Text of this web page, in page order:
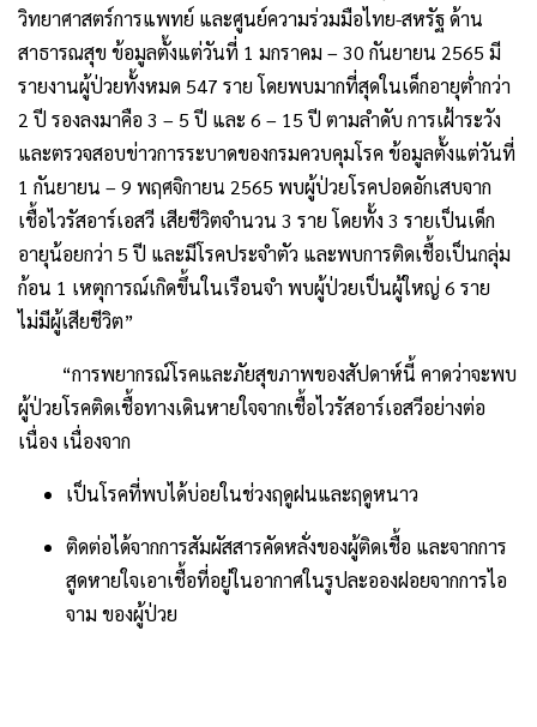
วิทยาศาสตร์การแพทย์ และศูนย์ความร่วมมือไทย-สหรัฐ ด้าน
สาธารณสุข ข้อมูลตั้งแต่วันที่ 1 มกราคม – 30 กันยายน 2565 มี
รายงานผู้ป่วยทั้งหมด 547 ราย โดยพบมากที่สุดในเด็กอายุต่ำกว่า
2 ปี รองลงมาคือ 3 – 5 ปี และ 6 – 15 ปี ตามลำดับ การเฝ้าระวัง
และตรวจสอบข่าวการระบาดของกรมควบคุมโรค ข้อมูลตั้งแต่วันที่
1 กันยายน – 9 พฤศจิกายน 2565 พบผู้ป่วยโรคปอดอักเสบจาก
เชื้อไวรัสอาร์เอสวี เสียชีวิตจำนวน 3 ราย โดยทั้ง 3 รายเป็นเด็ก
อายุน้อยกว่า 5 ปี และมีโรคประจำตัว และพบการติดเชื้อเป็นกลุ่ม
ก้อน 1 เหตุการณ์เกิดขึ้นในเรือนจำ พบผู้ป่วยเป็นผู้ใหญ่ 6 ราย
ไม่มีผู้เสียชีวิต”
“การพยากรณ์โรคและภัยสุขภาพของสัปดาห์นี้ คาดว่าจะพบ
ผู้ป่วยโรคติดเชื้อทางเดินหายใจจากเชื้อไวรัสอาร์เอสวีอย่างต่อ
เนื่อง เนื่องจาก
เป็นโรคที่พบได้บ่อยในช่วงฤดูฝนและฤดูหนาว
ติดต่อได้จากการสัมผัสสารคัดหลั่งของผู้ติดเชื้อ และจากการ
สูดหายใจเอาเชื้อที่อยู่ในอากาศในรูปละอองฝอยจากการไอ
จาม ของผู้ป่วย